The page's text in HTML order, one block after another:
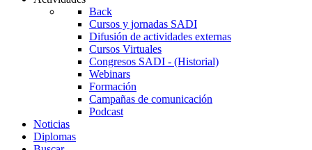
Back
Cursos y jornadas SADI
Difusión de actividades externas
Cursos Virtuales
Congresos SADI - (Historial)
Webinars
Formación
Campañas de comunicación
Podcast
Noticias
Diplomas